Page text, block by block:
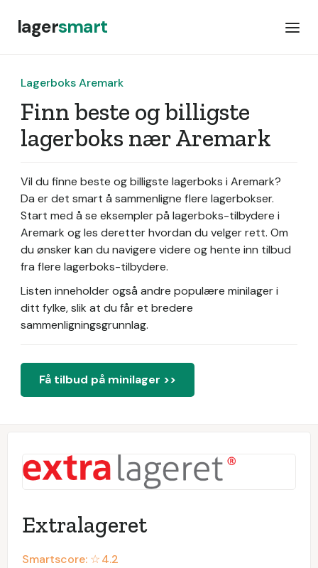
lagersmart
Lagerboks Aremark
Finn beste og billigste
lagerboks nær Aremark
Vil du finne beste og billigste lagerboks i Aremark?
Da er det smart å sammenligne flere lagerbokser.
Start med å se eksempler på lagerboks-tilbydere i
Aremark og les deretter hvordan du velger rett. Om
du ønsker kan du navigere videre og hente inn tilbud
fra flere lagerboks-tilbydere.
Listen inneholder også andre populære minilager i
ditt fylke, slik at du får et bredere
sammenligningsgrunnlag.
Få tilbud på minilager >>
Extralageret
Smartscore: ☆4.2